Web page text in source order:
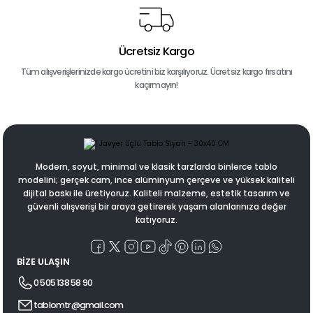
Ücretsiz Kargo
Tüm alışverişlerinizde kargo ücretini biz karşılıyoruz. Ücretsiz kargo fırsatını
kaçırmayın!
Modern, soyut, minimal ve klasik tarzlarda binlerce tablo
modelini; gerçek cam, ince alüminyum çerçeve ve yüksek kaliteli
dijital baskı ile üretiyoruz. Kaliteli malzeme, estetik tasarım ve
güvenli alışverişi bir araya getirerek yaşam alanlarınıza değer
katıyoruz.
BİZE ULAŞIN
0 505 138 58 90
tablomtr@gmail.com